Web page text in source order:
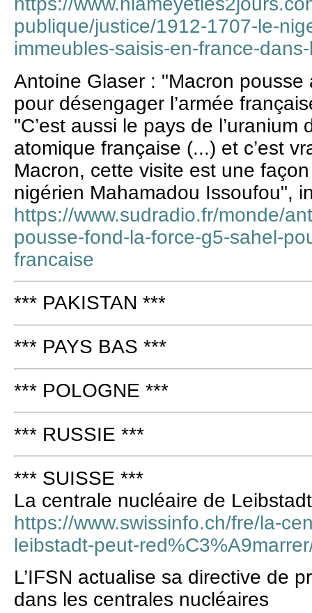
publique/justice/1912-1707-le-
immeubles-saisis-en-france-
Antoine Glaser : "Macron
pour désengager l’armée
"C’est aussi le pays de l’uranium
atomique française (...) et c’est
Macron, cette visite est une
nigérien Mahamadou Issoufou",
https://www.sudradio.fr/monde/
pousse-fond-la-force-g5-sahel-
francaise
*** PAKISTAN ***
*** PAYS BAS ***
*** POLOGNE ***
*** RUSSIE ***
*** SUISSE ***
La centrale nucléaire de
https://www.swissinfo.ch/fre/la-
leibstadt-peut-
L’IFSN actualise sa directive de
dans les centrales nucléaires